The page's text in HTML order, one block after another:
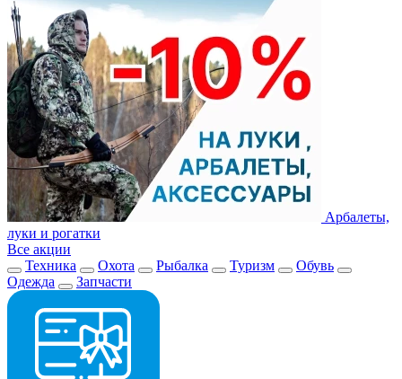
Арбалеты,
луки и рогатки
Все акции
Техника
Охота Рыбалка Туризм
Обувь
Одежда
Запчасти